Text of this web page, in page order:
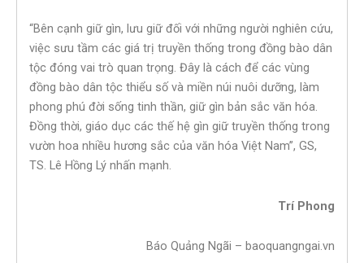
“Bên cạnh giữ gìn, lưu giữ đối với những người nghiên cứu,
việc sưu tầm các giá trị truyền thống trong đồng bào dân
tộc đóng vai trò quan trọng. Đây là cách để các vùng
đồng bào dân tộc thiểu số và miền núi nuôi dưỡng, làm
phong phú đời sống tinh thần, giữ gìn bản sắc văn hóa.
Đồng thời, giáo dục các thế hệ gìn giữ truyền thống trong
vườn hoa nhiều hương sắc của văn hóa Việt Nam”, GS,
TS. Lê Hồng Lý nhấn mạnh.
Trí Phong
Báo Quảng Ngãi – baoquangngai.vn